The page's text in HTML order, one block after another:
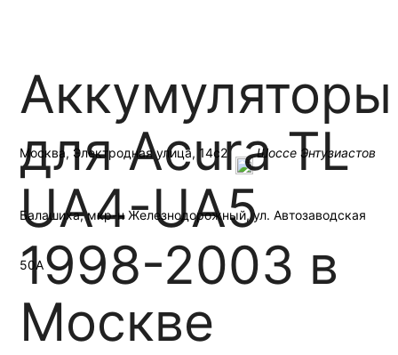
Москва, Электродная улица, 14с2 Шоссе Энтузиастов
Балашиха, мкр-н Железнодорожный, ул. Автозаводская
50А
+7 (495) 445-02-35
Аккумуляторы
для Acura TL
UA4-UA5
1998-2003 в
Москве